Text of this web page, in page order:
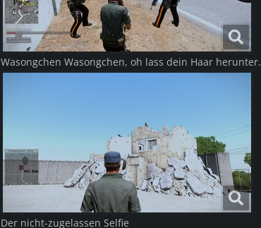
Wasongchen Wasongchen, oh lass dein Haar herunter.
Der nicht-zugelassen Selfie